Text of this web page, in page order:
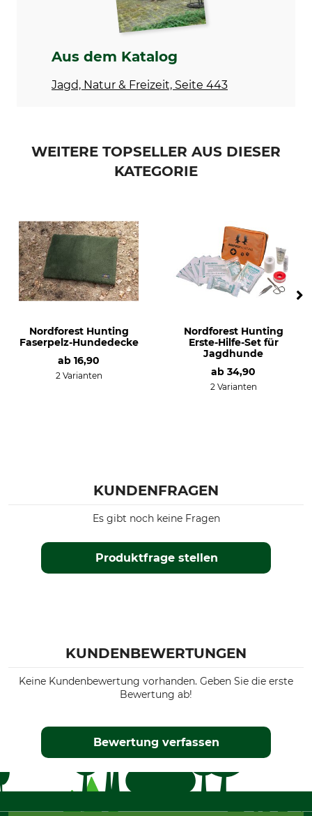
Aus dem Katalog
Jagd, Natur & Freizeit, Seite 443
WEITERE TOPSELLER AUS DIESER
KATEGORIE
Nordforest Hunting
Faserpelz-Hundedecke
ab 16,90
2 Varianten
Nordforest Hunting
Erste-Hilfe-Set für
Jagdhunde
ab 34,90
2 Varianten
KUNDENFRAGEN
Produktfrage stellen
Es gibt noch keine Fragen
KUNDENBEWERTUNGEN
Keine Kundenbewertung vorhanden. Geben Sie die erste
Bewertung ab!
Bewertung verfassen